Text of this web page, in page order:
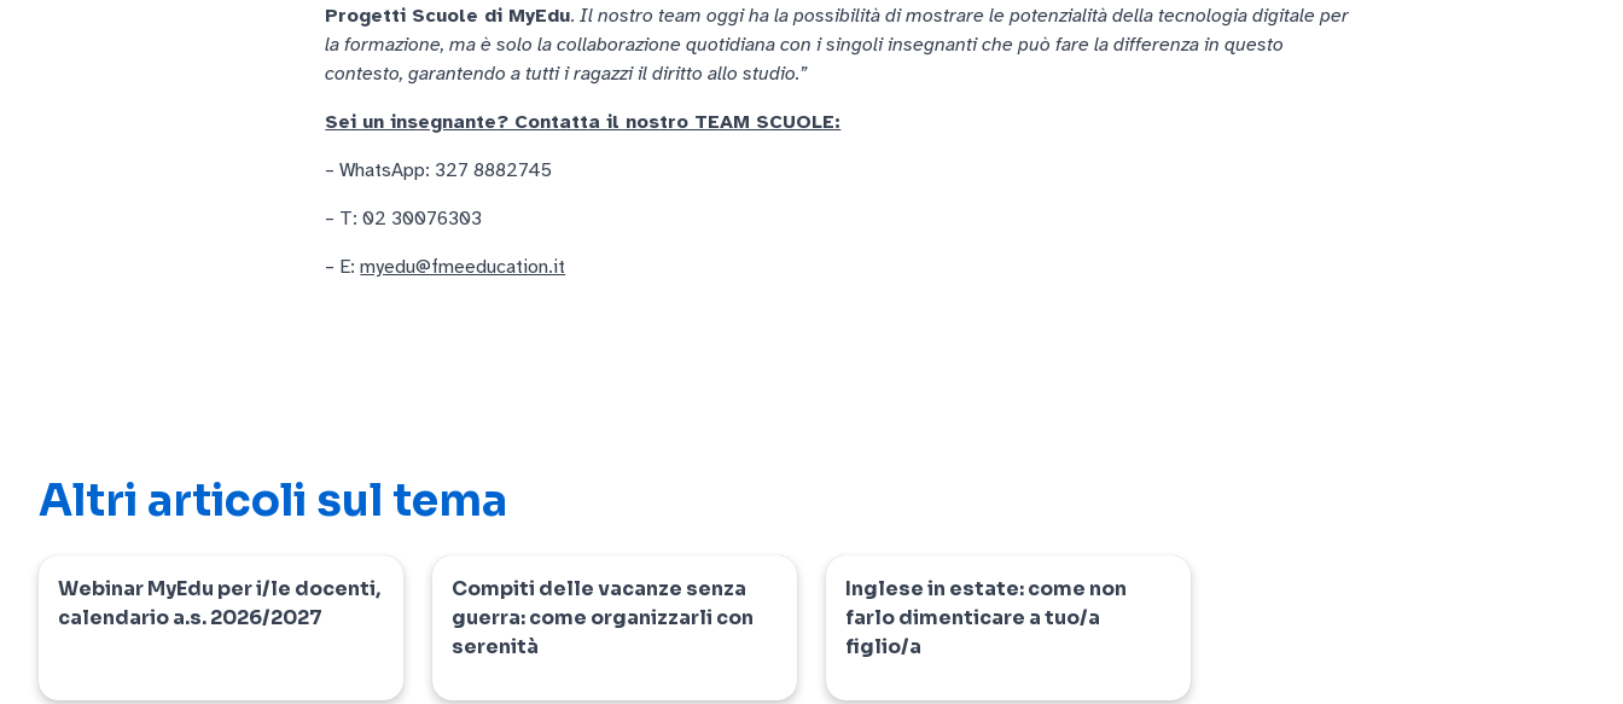
Progetti Scuole di MyEdu.Il nostro team oggi ha la possibilità di mostrare le potenzialità della tecnologia digitale per
la formazione, ma è solo la collaborazione quotidiana con i singoli insegnanti che può fare la differenza in questo
contesto, garantendo a tutti i ragazzi il diritto allo studio.”
Sei un insegnante? Contatta il nostro TEAM SCUOLE:
– WhatsApp: 327 8882745
– T: 02 30076303
– E:myedu@fmeeducation.it
Altri articoli sul tema
myedu
Webinar MyEdu per i/le docenti,
calendario a.s. 2026/2027
news
Compiti delle vacanze senza
guerra: come organizzarli con
serenità
news
Inglese in estate: come non
farlo dimenticare a tuo/a
figlio/a